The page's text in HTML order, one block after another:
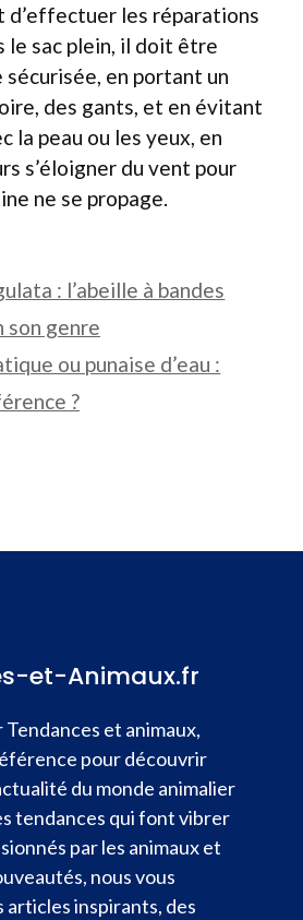
d’effectuer les réparations
le sac plein, il doit être
sécurisée, en portant un
des gants, et en évitant
la peau ou les yeux, en
s’éloigner du vent pour
ne se propage.
: l’abeille à bandes
son genre
ou punaise d’eau :
?
et-Animaux.fr
et animaux,
pour découvrir
du monde animalier
tendances qui font vibrer
par les animaux et
nous vous
articles inspirants, des